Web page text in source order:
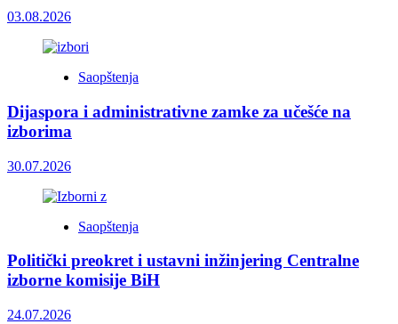
03.08.2026
Saopštenja
Dijaspora i administrativne zamke za učešće na
izborima
30.07.2026
Saopštenja
Politički preokret i ustavni inžinjering Centralne
izborne komisije BiH
24.07.2026